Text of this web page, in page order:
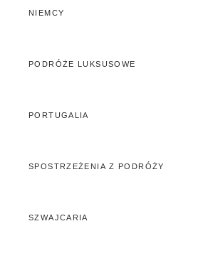
NIEMCY
PODRÓŻE LUKSUSOWE
PORTUGALIA
SPOSTRZEŻENIA Z PODRÓŻY
SZWAJCARIA